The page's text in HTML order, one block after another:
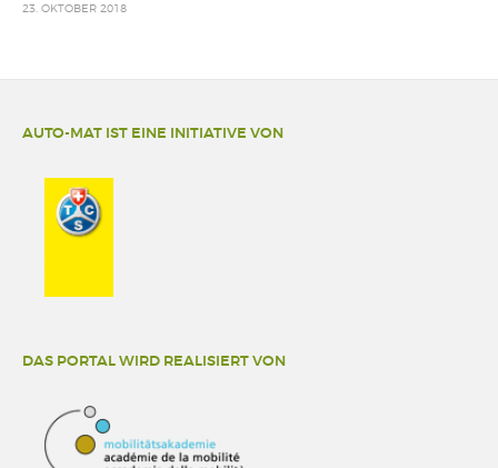
23. OKTOBER 2018
AUTO-MAT IST EINE INITIATIVE VON
DAS PORTAL WIRD REALISIERT VON